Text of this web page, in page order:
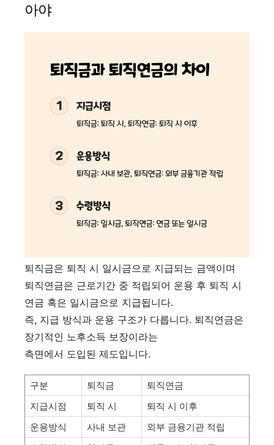
아야
퇴직금은 퇴직 시 일시금으로 지급되는 금액이며
퇴직연금은 근로기간 중 적립되어 운용 후 퇴직 시
연금 혹은 일시금으로 지급됩니다.
즉, 지급 방식과 운용 구조가 다릅니다. 퇴직연금은
장기적인 노후소득 보장이라는
측면에서 도입된 제도입니다.
구분 퇴직금
퇴직연금
지급시점
퇴직 시
퇴직 시 이후
운용방식
사내 보관
외부 금융기관 적립